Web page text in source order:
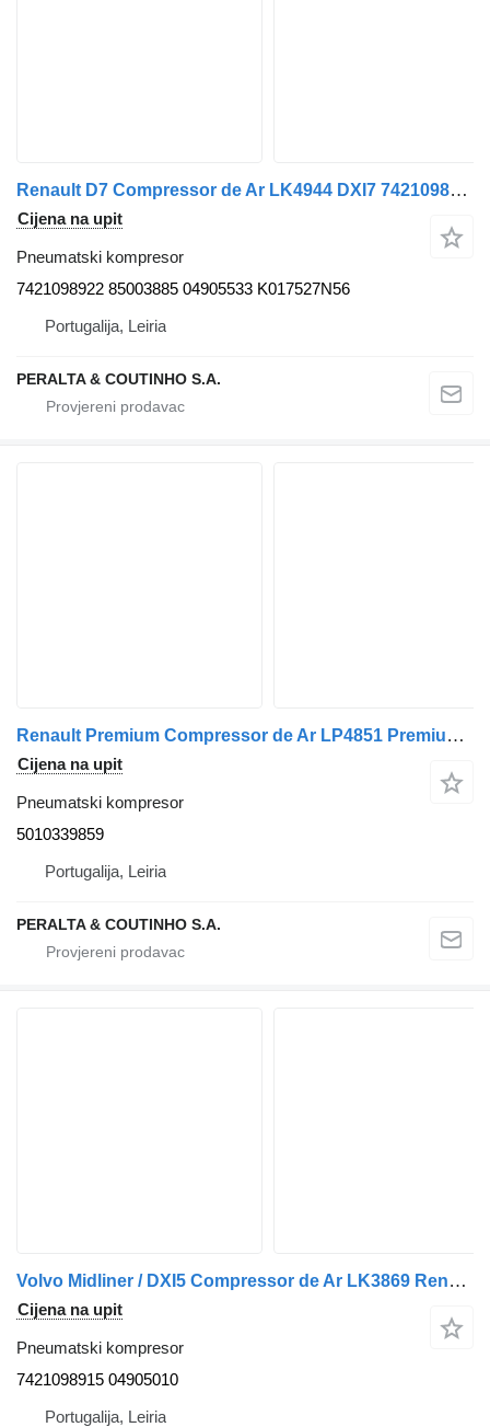
Renault D7 Compressor de Ar LK4944 DXI7 7421098922 pneumatski kompresor za Renault kamiona
Cijena na upit
Pneumatski kompresor
7421098922 85003885 04905533 K017527N56
Portugalija, Leiria
PERALTA & COUTINHO S.A.
Renault Premium Compressor de Ar LP4851 Premium;Kerax 5010339859 pneumatski kompresor za Renault kamiona
Cijena na upit
Pneumatski kompresor
5010339859
Portugalija, Leiria
PERALTA & COUTINHO S.A.
Volvo Midliner / DXI5 Compressor de Ar LK3869 RenaultDXI7 Midliner;Mid 7421098915 pneumatski kompresor za Renault kamiona
Cijena na upit
Pneumatski kompresor
7421098915 04905010
Portugalija, Leiria